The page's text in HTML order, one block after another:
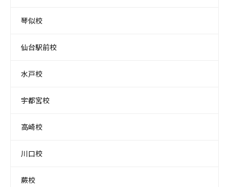
琴似校
仙台駅前校
水戸校
宇都宮校
高崎校
川口校
蕨校